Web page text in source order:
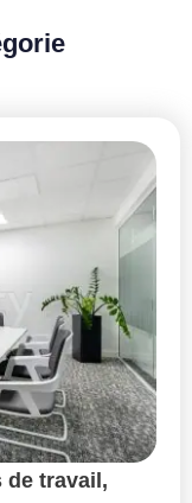
de travail,